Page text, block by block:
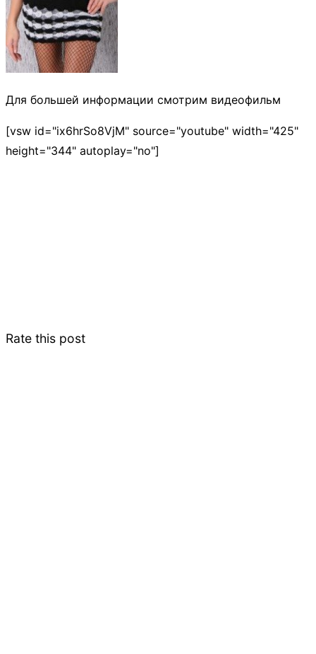
Для большей информации смотрим видеофильм
[vsw id="ix6hrSo8VjM" source="youtube" width="425"
height="344" autoplay="no"]
Rate this post